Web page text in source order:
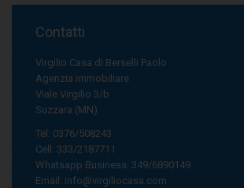
Contatti
Virgilio Casa di Berselli Paolo
Agenzia immobiliare
Viale Virgilio 3/b
Suzzara (MN)
Tel: 0376/508243
Cell: 333/2187711
Whatsapp Business: 349/6890149
Email: info@virgiliocasa.com